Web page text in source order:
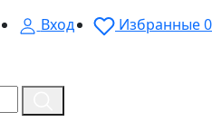
Вход Избранные0